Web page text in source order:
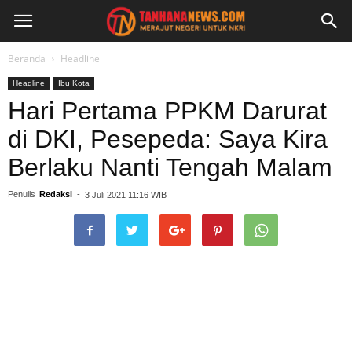
Beranda Headline
Headline Ibu Kota
Hari Pertama PPKM Darurat
di DKI, Pesepeda: Saya Kira
Berlaku Nanti Tengah Malam
Penulis Redaksi - 3 Juli 2021 11:16 WIB